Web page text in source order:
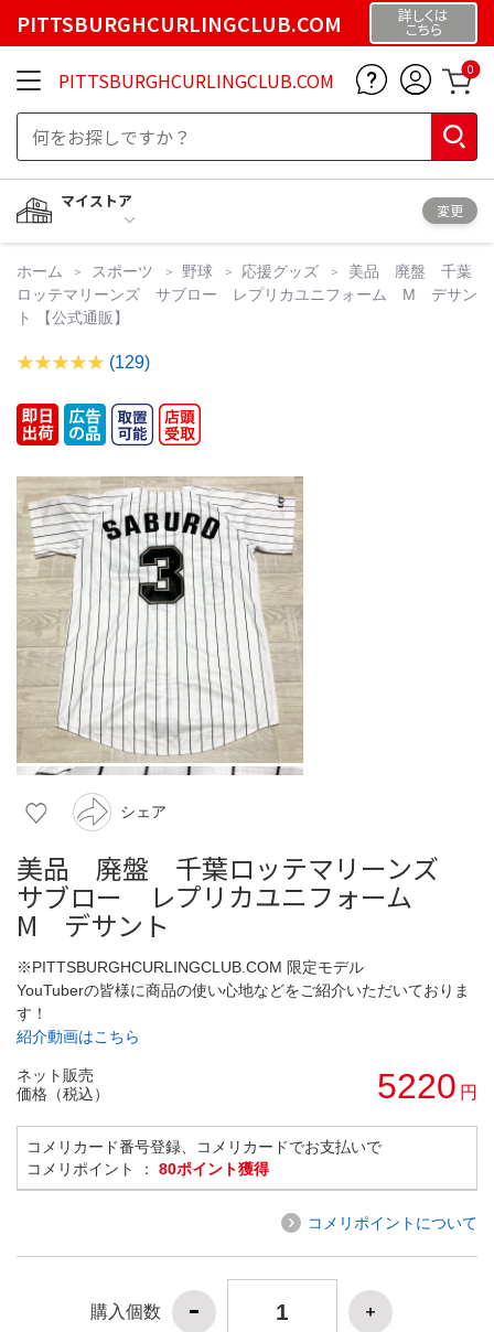
PITTSBURGHCURLINGCLUB.COM 詳しくは
こちら
PITTSBURGHCURLINGCLUB.COM 0
マイストア
変更
ホーム スポーツ 野球 応援グッズ
美品 廃盤 千葉
ロッテマリーンズ サブロー レプリカユニフォーム M デサン
ト 【公式通販】
(129)
シェア
美品 廃盤 千葉ロッテマリーンズ
サブロー レプリカユニフォーム
M デサント
※PITTSBURGHCURLINGCLUB.COM 限定モデル
YouTuberの皆様に商品の使い心地などをご紹介いただいておりま
す！
紹介動画はこちら
ネット販売
価格（税込）
5220 円
コメリカード番号登録、コメリカードでお支払いで
コメリポイント ： 80ポイント獲得
コメリポイントについて
購入個数